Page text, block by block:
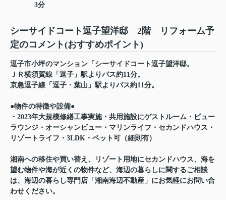
3分
シーサイドコート逗子望洋邸 2階 リフォーム予
定のコメント(おすすめポイント)
逗子市小坪のマンション「シーサイドコート逗子望洋邸。
ＪＲ横須賀線「逗子」駅よりバス約11分。
京急逗子線「逗子・葉山」駅よりバス約11分。
●物件の特徴や設備●
・2023年大規模修繕工事実施・共用施設にゲストルーム・ビュー
ラウンジ・オーシャンビュー・マリンライフ・セカンドハウス・
リゾートライフ・3LDK・ペット可（細則有）
湘南への移住や買い替え、リゾート用地にセカンドハウス、海を
望む物件や海が近くの物件など、海辺の暮らしに関するご相談
は、海辺の暮らし専門店「湘南海辺不動産」にお気軽にお問い合
わせください。